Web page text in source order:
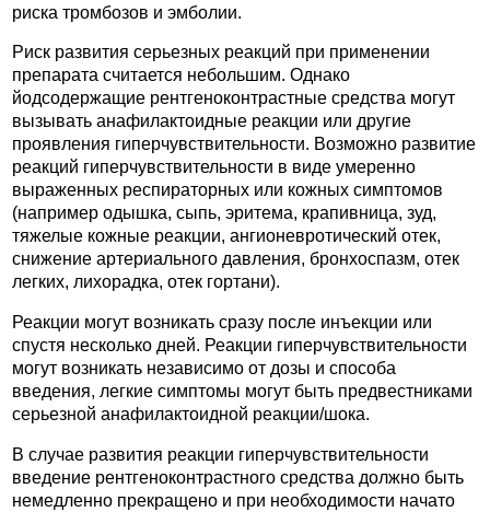
риска тромбозов и эмболии.
Риск развития серьезных реакций при применении
препарата считается небольшим. Однако
йодсодержащие рентгеноконтрастные средства могут
вызывать анафилактоидные реакции или другие
проявления гиперчувствительности. Возможно развитие
реакций гиперчувствительности в виде умеренно
выраженных респираторных или кожных симптомов
(например одышка, сыпь, эритема, крапивница, зуд,
тяжелые кожные реакции, ангионевротический отек,
снижение артериального давления, бронхоспазм, отек
легких, лихорадка, отек гортани).
Реакции могут возникать сразу после инъекции или
спустя несколько дней. Реакции гиперчувствительности
могут возникать независимо от дозы и способа
введения, легкие симптомы могут быть предвестниками
серьезной анафилактоидной реакции/шока.
В случае развития реакции гиперчувствительности
введение рентгеноконтрастного средства должно быть
немедленно прекращено и при необходимости начато